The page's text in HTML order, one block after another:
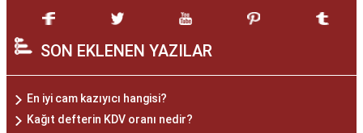
SON EKLENEN YAZILAR
En iyi cam kazıyıcı hangisi?
Kağıt defterin KDV oranı nedir?